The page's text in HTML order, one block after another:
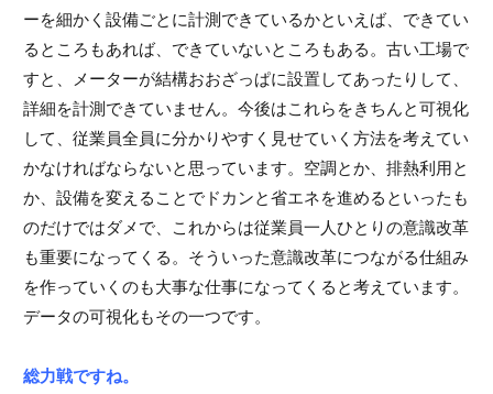
ーを細かく設備ごとに計測できているかといえば、できてい
るところもあれば、できていないところもある。古い工場で
すと、メーターが結構おおざっぱに設置してあったりして、
詳細を計測できていません。今後はこれらをきちんと可視化
して、従業員全員に分かりやすく見せていく方法を考えてい
かなければならないと思っています。空調とか、排熱利用と
か、設備を変えることでドカンと省エネを進めるといったも
のだけではダメで、これからは従業員一人ひとりの意識改革
も重要になってくる。そういった意識改革につながる仕組み
を作っていくのも大事な仕事になってくると考えています。
データの可視化もその一つです。
総力戦ですね。